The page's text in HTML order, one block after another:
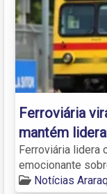
Ferroviária
mantém
Ferroviária lidera
emocionante
Notícias